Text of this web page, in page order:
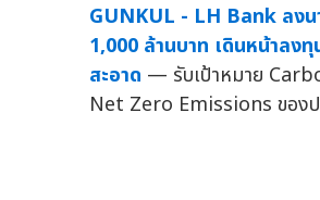
GUNKUL - LH Bank ลง
1,000 ล้านบาท เดินหน้าลง
สะอาด — รับเป้าหมาย
Net Zero Emissions ของป